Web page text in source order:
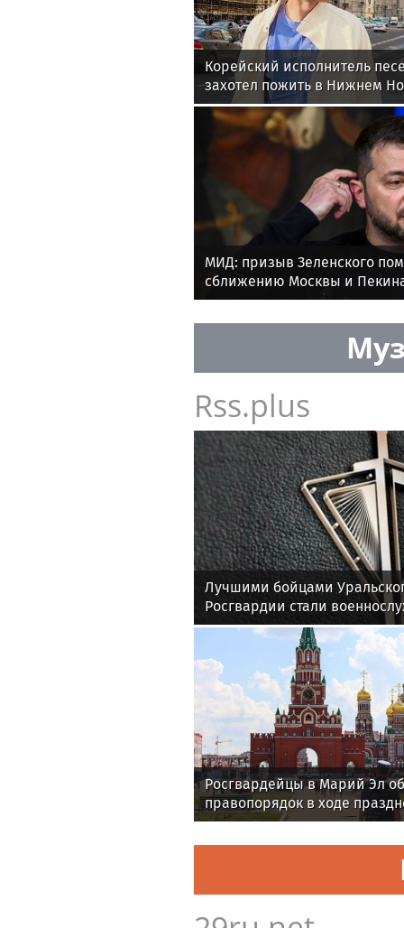
Корейский исполнитель
захотел пожить в Нижнем
МИД: призыв Зеленского
сближению Москвы и
провал
Rss.plus
Лучшими бойцами
Росгвардии стали
соединения по охране
государственных объектов
Росгвардейцы в Марий Эл
правопорядок в ходе
проведения матчевого
Раимкуля Малахбекова